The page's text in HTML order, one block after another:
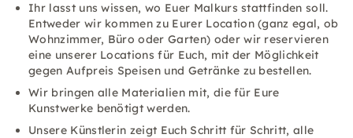
Ihr lasst uns wissen, wo Euer Malkurs stattfinden soll.
Entweder wir kommen zu Eurer Location (ganz egal, ob
Wohnzimmer, Büro oder Garten) oder wir reservieren
eine unserer Locations für Euch, mit der Möglichkeit
gegen Aufpreis Speisen und Getränke zu bestellen.
Wir bringen alle Materialien mit, die für Eure
Kunstwerke benötigt werden.
Unsere Künstlerin zeigt Euch Schritt für Schritt, alle